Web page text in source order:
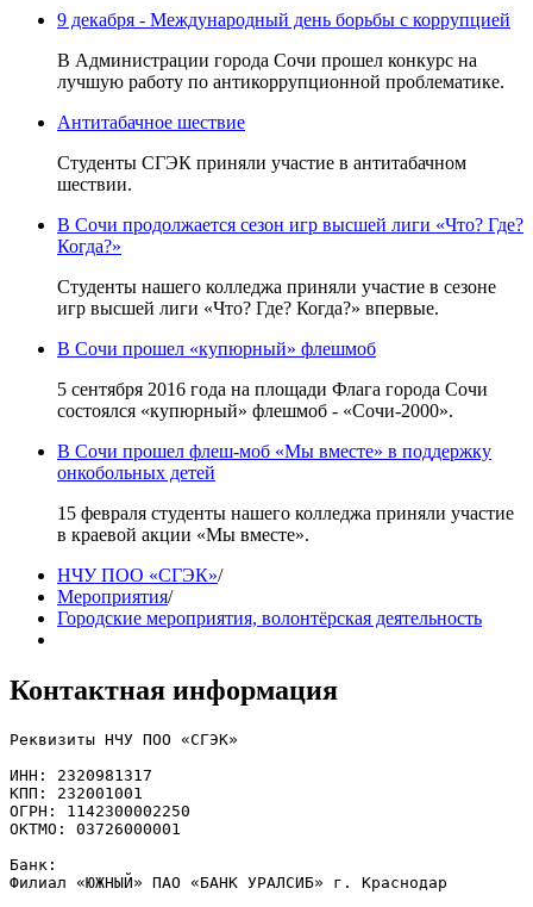
9 декабря - Международный день борьбы с коррупцией
В Администрации города Сочи прошел конкурс на
лучшую работу по антикоррупционной проблематике.
Антитабачное шествие
Студенты СГЭК приняли участие в антитабачном
шествии.
В Сочи продолжается сезон игр высшей лиги «Что? Где?
Когда?»
Студенты нашего колледжа приняли участие в сезоне
игр высшей лиги «Что? Где? Когда?» впервые.
В Сочи прошел «купюрный» флешмоб
5 сентября 2016 года на площади Флага города Сочи
состоялся «купюрный» флешмоб - «Сочи-2000».
В Сочи прошел флеш-моб «Мы вместе» в поддержку
онкобольных детей
15 февраля студенты нашего колледжа приняли участие
в краевой акции «Мы вместе».
НЧУ ПОО «СГЭК»/
Мероприятия/
Городские мероприятия, волонтёрская деятельность
Контактная информация
Реквизиты НЧУ ПОО «СГЭК»
ИНН: 2320981317
КПП: 232001001
ОГРН: 1142300002250
ОКТМО: 03726000001
Банк:
Филиал «ЮЖНЫЙ» ПАО «БАНК УРАЛСИБ» г. Краснодар